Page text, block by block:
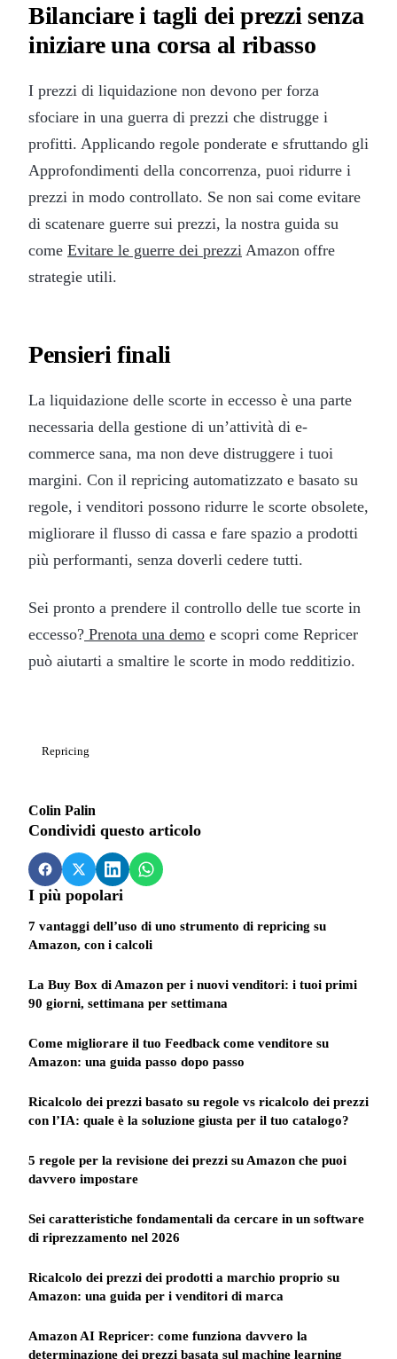
Bilanciare i tagli dei prezzi senza
iniziare una corsa al ribasso
I prezzi di liquidazione non devono per forza
sfociare in una guerra di prezzi che distrugge i
profitti. Applicando regole ponderate e sfruttando gli
Approfondimenti della concorrenza, puoi ridurre i
prezzi in modo controllato. Se non sai come evitare
di scatenare guerre sui prezzi, la nostra guida su
come Evitare le guerre dei prezzi Amazon offre
strategie utili.
Pensieri finali
La liquidazione delle scorte in eccesso è una parte
necessaria della gestione di un’attività di e-
commerce sana, ma non deve distruggere i tuoi
margini. Con il repricing automatizzato e basato su
regole, i venditori possono ridurre le scorte obsolete,
migliorare il flusso di cassa e fare spazio a prodotti
più performanti, senza doverli cedere tutti.
Sei pronto a prendere il controllo delle tue scorte in
eccesso? Prenota una demo e scopri come Repricer
può aiutarti a smaltire le scorte in modo redditizio.
Repricing
Colin Palin
Condividi questo articolo
I più popolari
7 vantaggi dell’uso di uno strumento di repricing su
Amazon, con i calcoli
La Buy Box di Amazon per i nuovi venditori: i tuoi primi
90 giorni, settimana per settimana
Come migliorare il tuo Feedback come venditore su
Amazon: una guida passo dopo passo
Ricalcolo dei prezzi basato su regole vs ricalcolo dei prezzi
con l’IA: quale è la soluzione giusta per il tuo catalogo?
5 regole per la revisione dei prezzi su Amazon che puoi
davvero impostare
Sei caratteristiche fondamentali da cercare in un software
di riprezzamento nel 2026
Ricalcolo dei prezzi dei prodotti a marchio proprio su
Amazon: una guida per i venditori di marca
Amazon AI Repricer: come funziona davvero la
determinazione dei prezzi basata sul machine learning